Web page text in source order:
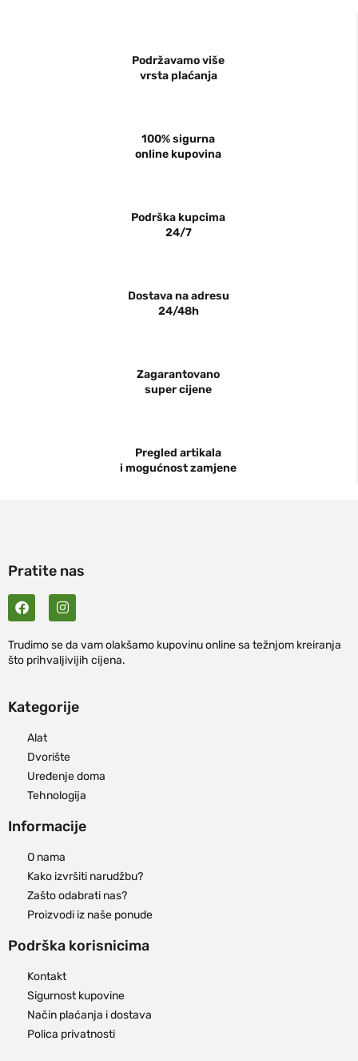
Podržavamo više
vrsta plaćanja
100% sigurna
online kupovina
Podrška kupcima
24/7
Dostava na adresu
24/48h
Zagarantovano
super cijene
Pregled artikala
i mogućnost zamjene
Pratite nas
Trudimo se da vam olakšamo kupovinu online sa težnjom kreiranja
što prihvaljivijih cijena.
Kategorije
Alat
Dvorište
Uređenje doma
Tehnologija
Informacije
O nama
Kako izvršiti narudžbu?
Zašto odabrati nas?
Proizvodi iz naše ponude
Podrška korisnicima
Kontakt
Sigurnost kupovine
Način plaćanja i dostava
Polica privatnosti